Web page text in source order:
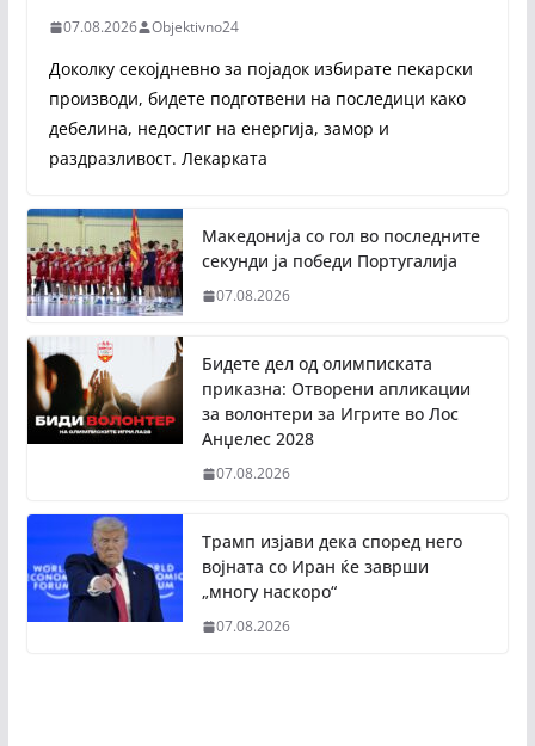
07.08.2026 Objektivno24
Доколку секојдневно за појадок избирате пекарски
производи, бидете подготвени на последици како
дебелина, недостиг на енергија, замор и
раздразливост. Лекарката
Македонија со гол во последните
секунди ја победи Португалија
07.08.2026
Бидете дел од олимписката
приказна: Отворени апликации
за волонтери за Игрите во Лос
Анџелес 2028
07.08.2026
Трамп изјави дека според него
војната со Иран ќе заврши
„многу наскоро“
07.08.2026